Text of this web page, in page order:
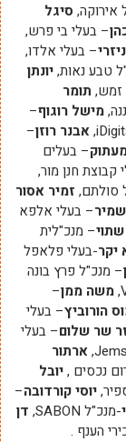
אירוקה, סיגל
– בעלי בי פרש,
– בעלי אלדו,
טבע נאות,יונתן
זמש, תומר
מישל רוגוף–
אבנר רוזן–
– בעלים
קבוצת חנן מור,
סולתם, זמיר אסור
שמיר– בעלי אלפא
– מנכ"לית
יקר-בעלי פלאפל
– מנכ"ל פרץ בונה
משה ממן–
הורוביץ– בעלי
שר שלום– בעלי
ארתור
נכסים ,יובל
יוסי קורדובה–
-מנכ"ל SABON,
דן